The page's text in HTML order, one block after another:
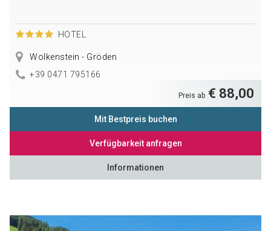
HOTEL
Wolkenstein - Gröden
+39 0471 795166
Preis ab € 88,00
Mit Bestpreis buchen
Verfügbarkeit anfragen
Informationen